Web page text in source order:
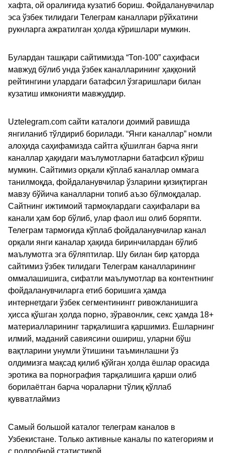
хафта, ой оралиғида кузатиб бориш. Фойдаланувчилар
эса ўзбек тилидаги Телеграм каналлари рўйхатини
рукнларга ажратилган ҳолда кўришлари мумкин.
Булардан ташқари сайтимизда “Топ-100” саҳифаси
мавжуд бўлиб унда ўзбек каналларининг ҳаққоний
рейтингини улардаги батафсил ўзгаришлари билан
кузатиш имконияти мавжуддир.
Uztelegram.com сайти каталоги доимий равишда
янгиланиб тўлдириб борилади. “Янги каналлар” номли
алоҳида саҳифамизда сайтга қўшилган барча янги
каналлар ҳақидаги маълумотларни батафсил кўриш
мумкин. Сайтимиз орқали кўплаб каналлар оммага
танилмоқда, фойдаланувчилар ўзларини қизиқтирган
мавзу бўйича каналларни топиб аъзо бўлмоқдалар.
Сайтнинг ижтимоий тармоқлардаги саҳифалари ва
канали ҳам бор бўлиб, улар фаол иш олиб боряпти.
Телеграм тармоғида кўплаб фойдаланувчилар канал
орқали янги каналар ҳақида биринчилардан бўлиб
маълумотга эга бўляптилар. Шу билан бир қаторда
сайтимиз ўзбек тилидаги Телеграм каналларининг
оммалашишига, сифатли маълумотлар ва контентнинг
фойдаланувчиларга етиб боришига ҳамда
интернетдаги ўзбек сегментинингг ривожланишига
ҳисса қўшган ҳолда порно, зўравонлик, секс ҳамда 18+
материалларининг тарқалишига қаршимиз. Ёшларнинг
илмий, маданий савиясини ошириш, уларни бўш
вақтларини унумли ўтишини таъминлашни ўз
олдимизга мақсад қилиб қўйган ҳолда ёшлар орасида
эротика ва порнография тарқалишига қарши олиб
борилаётган барча чораларни тўлиқ қўллаб
қувватлаймиз
Самый большой каталог телеграм каналов в
Узбекистане. Только активные каналы по категориям и
с подробной статистикой.